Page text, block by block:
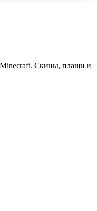
Скины, плащи и